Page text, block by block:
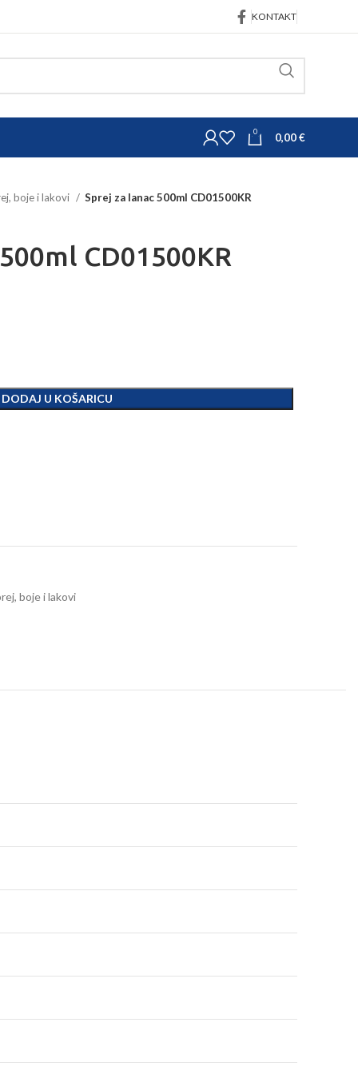
KONTAKT
0 0,00€
boje i lakovi Sprej za lanac 500ml CD01500KR
CD01500KR
DODAJ U KOŠARICU
boje i lakovi